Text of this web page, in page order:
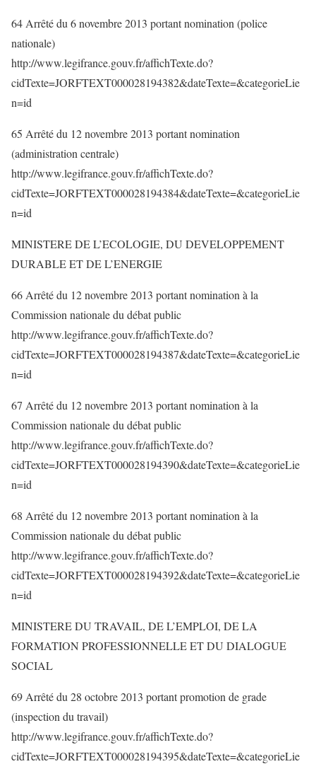
64 Arrêté du 6 novembre 2013 portant nomination (police
nationale)
http://www.legifrance.gouv.fr/affichTexte.do?
cidTexte=JORFTEXT000028194382&dateTexte=&categorieLie
n=id
65 Arrêté du 12 novembre 2013 portant nomination
(administration centrale)
http://www.legifrance.gouv.fr/affichTexte.do?
cidTexte=JORFTEXT000028194384&dateTexte=&categorieLie
n=id
MINISTERE DE L’ECOLOGIE, DU DEVELOPPEMENT
DURABLE ET DE L’ENERGIE
66 Arrêté du 12 novembre 2013 portant nomination à la
Commission nationale du débat public
http://www.legifrance.gouv.fr/affichTexte.do?
cidTexte=JORFTEXT000028194387&dateTexte=&categorieLie
n=id
67 Arrêté du 12 novembre 2013 portant nomination à la
Commission nationale du débat public
http://www.legifrance.gouv.fr/affichTexte.do?
cidTexte=JORFTEXT000028194390&dateTexte=&categorieLie
n=id
68 Arrêté du 12 novembre 2013 portant nomination à la
Commission nationale du débat public
http://www.legifrance.gouv.fr/affichTexte.do?
cidTexte=JORFTEXT000028194392&dateTexte=&categorieLie
n=id
MINISTERE DU TRAVAIL, DE L’EMPLOI, DE LA
FORMATION PROFESSIONNELLE ET DU DIALOGUE
SOCIAL
69 Arrêté du 28 octobre 2013 portant promotion de grade
(inspection du travail)
http://www.legifrance.gouv.fr/affichTexte.do?
cidTexte=JORFTEXT000028194395&dateTexte=&categorieLie